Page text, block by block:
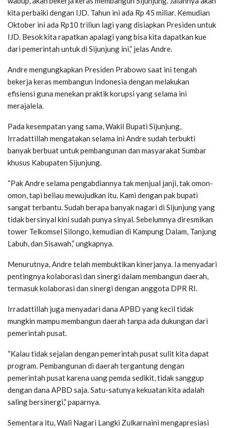
kita perbaiki dengan IJD. Tahun ini ada Rp 45 miliar. Kemudian
Oktober ini ada Rp10 triliun lagi yang disiapkan Presiden untuk
IJD. Besok kita rapatkan apalagi yang bisa kita dapatkan kue
dari pemerintah untuk di Sijunjung ini,” jelas Andre.
Andre mengungkapkan Presiden Prabowo saat ini tengah
bekerja keras membangun Indonesia dengan melakukan
efisiensi guna menekan praktik korupsi yang selama ini
merajalela.
Pada kesempatan yang sama, Wakil Bupati Sijunjung,
Irradattillah mengatakan selama ini Andre sudah terbukti
banyak berbuat untuk pembangunan dan masyarakat Sumbar
khusus Kabupaten Sijunjung.
“Pak Andre selama pengabdiannya tak menjual janji, tak omon-
omon, tapi beliau mewujudkan itu. Kami dengan pak bupati
sangat terbantu. Sudah berapa banyak nagari di Sijunjung yang
tidak bersinyal kini sudah punya sinyal. Sebelumnya diresmikan
tower Telkomsel Silongo, kemudian di Kampung Dalam, Tanjung
Labuh, dan Sisawah,” ungkapnya.
Menurutnya, Andre telah membuktikan kinerjanya. Ia menyadari
pentingnya kolaborasi dan sinergi dalam membangun daerah,
termasuk kolaborasi dan sinergi dengan anggota DPR RI.
Irradattillah juga menyadari dana APBD yang kecil tidak
mungkin mampu membangun daerah tanpa ada dukungan dari
pemerintah pusat.
“Kalau tidak sejalan dengan pemerintah pusat sulit kita dapat
program. Pembangunan di daerah tergantung dengan
pemerintah pusat karena uang pemda sedikit, tidak sanggup
dengan dana APBD saja. Satu-satunya kekuatan kita adalah
saling bersinergi,” paparnya.
Sementara itu, Wali Nagari Langki Zulkarnaini mengapresiasi